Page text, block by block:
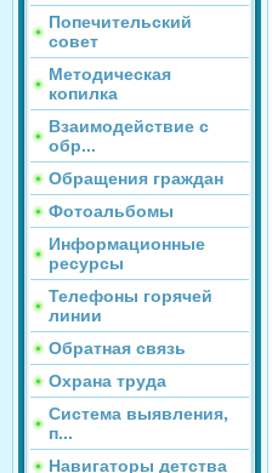
Попечительский
совет
Методическая
копилка
Взаимодействие с
обр...
Обращения граждан
Фотоальбомы
Информационные
ресурсы
Телефоны горячей
линии
Обратная связь
Охрана труда
Система выявления,
п...
Навигаторы детства